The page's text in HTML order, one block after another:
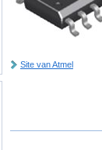
Site van Atmel